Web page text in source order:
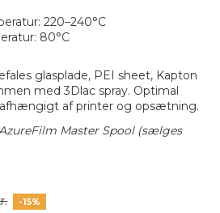
220–240°C
80°C
glasplade, PEI sheet, Kapton
med 3Dlac spray. Optimal
af printer og opsætning.
Master Spool (sælges
-15%